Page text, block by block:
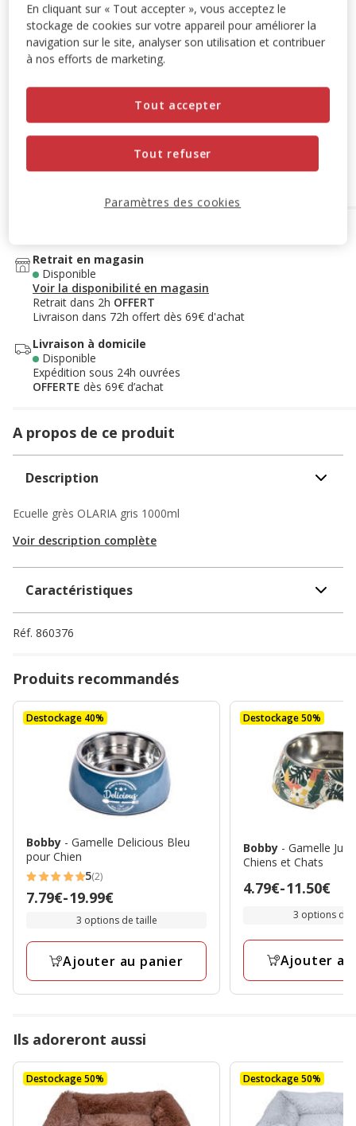
Promotion disponible
Destockage 20% : remise de 20% appliquée sur ce produit
5.51€
Ajouter au panier
Retrait en magasin
Disponible
Voir la disponibilité en magasin
Retrait dans 2h OFFERT
Livraison dans 72h offert dès 69€ d'achat
Livraison à domicile
Disponible
Expédition sous 24h ouvrées
OFFERTE dès 69€ d’achat
A propos de ce produit
Description
Ecuelle grès OLARIA gris 1000ml
Voir description complète
Caractéristiques
Réf. 860376
Produits recommandés
Destockage 40%
Bobby - Gamelle Delicious Bleu
pour Chien
5
étoiles
2
5(2)
Prix
19.99€
7.79€-19.99€
3 options de taille
Ajouter au panier
Destockage 50%
Bobby - Gamelle
Chiens et Chats
Prix
à
11.50€
4.79€-11.50€
3 options de
Ajouter
Ils adoreront aussi
Destockage 50% Destockage 50%
En cliquant sur « Tout accepter », vous acceptez le
stockage de cookies sur votre appareil pour améliorer la
navigation sur le site, analyser son utilisation et contribuer
à nos efforts de marketing.
Tout refuser
Tout accepter
Paramètres des cookies